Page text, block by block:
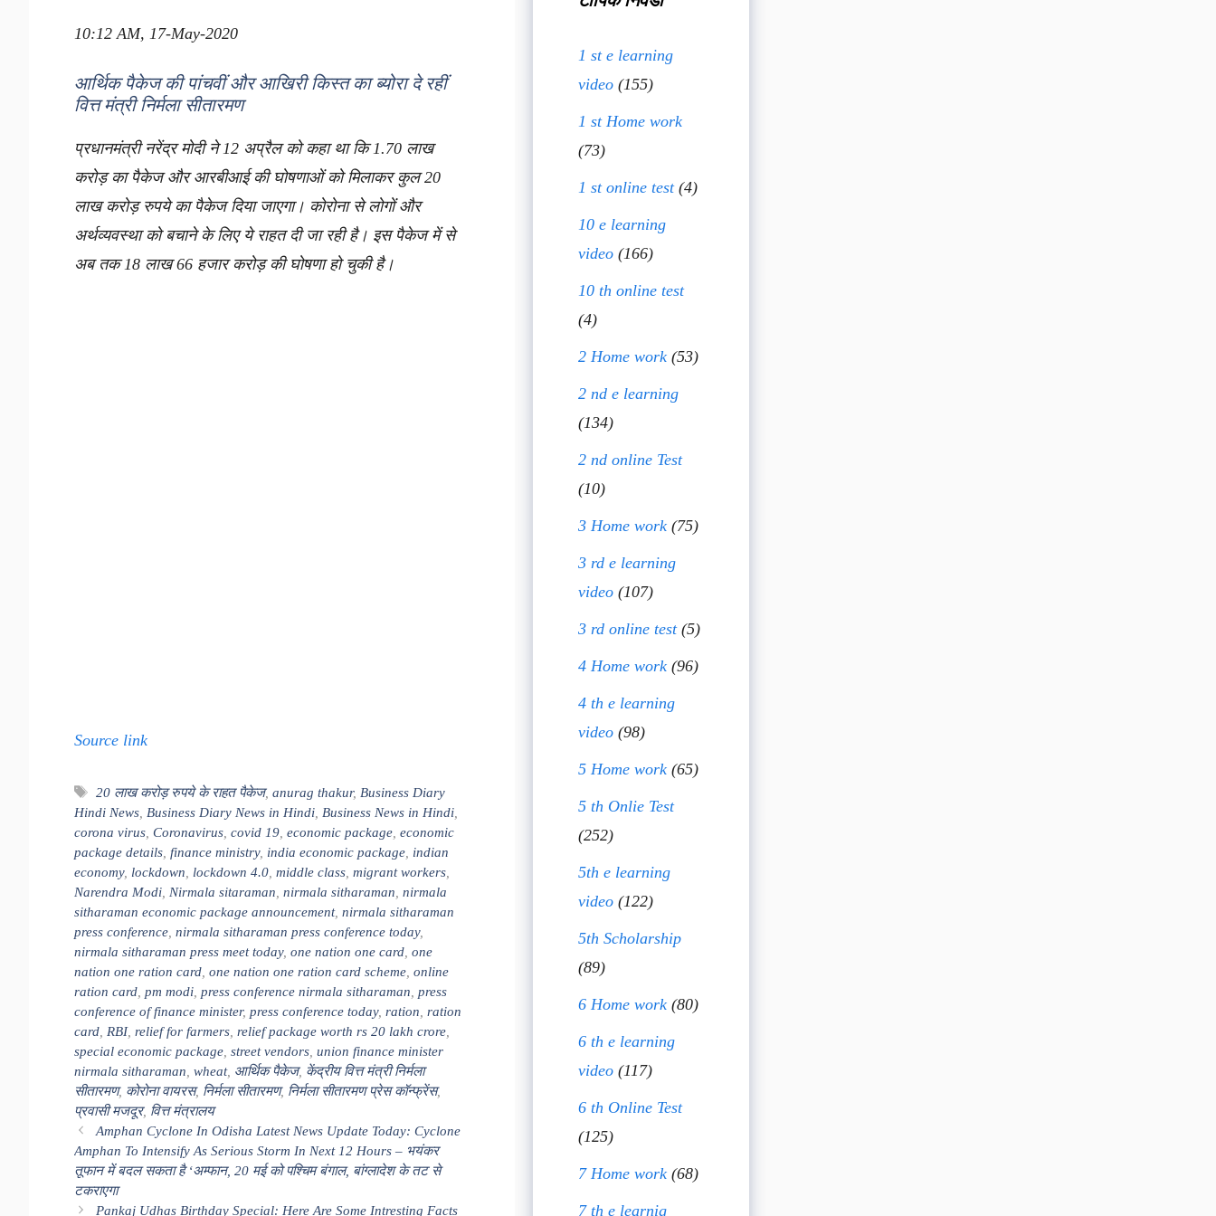
10:12 AM, 17-May-2020
आर्थिक पैकेज की पांचवीं और आखिरी किस्त का ब्योरा दे रहीं
वित्त मंत्री निर्मला सीतारमण
प्रधानमंत्री नरेंद्र मोदी ने 12 अप्रैल को कहा था कि 1.70 लाख
करोड़ का पैकेज और आरबीआई की घोषणाओं को मिलाकर कुल 20
लाख करोड़ रुपये का पैकेज दिया जाएगा। कोरोना से लोगों और
अर्थव्यवस्था को बचाने के लिए ये राहत दी जा रही है। इस पैकेज में से
अब तक 18 लाख 66 हजार करोड़ की घोषणा हो चुकी है।
Source link
Tags
20 लाख करोड़ रुपये के राहत पैकेज,anurag thakur, Business Diary
Hindi News Business Diary News in Hindi Business News in Hindi
corona virus Coronavirus covid 19 economic package economic
package details finance ministry, india economic package indian
economy, lockdown lockdown 4.0 middle class migrant workers
Narendra Modi Nirmala sitaraman nirmala sitharaman nirmala
sitharaman economic package announcement, nirmala sitharaman
press conference nirmala sitharaman press conference today,
nirmala sitharaman press meet today, one nation one card one
nation one ration card one nation one ration card scheme online
ration card pm modi press conference nirmala sitharaman press
conference of finance minister, press conference today, ration ration
card RBI, relief for farmers relief package worth rs 20 lakh crore
special economic package street vendors union finance minister
nirmala sitharaman wheat, आर्थिक पैकेज, केंद्रीय वित्त मंत्री निर्मला
सीतारमण, कोरोना वायरस, निर्मला सीतारमण, निर्मला सीतारमण प्रेस कॉन्फ्रेंस,
प्रवासी मजदूर, वित्त मंत्रालय
Amphan Cyclone In Odisha Latest News Update Today: Cyclone
Amphan To Intensify As Serious Storm In Next 12 Hours – भयंकर
तूफान में बदल सकता है ‘अम्फान, 20 मई को पश्चिम बंगाल, बांग्लादेश के तट से
टकराएगा
Pankaj Udhas Birthday Special: Here Are Some Intresting Facts
1 st e learning
video (155)
1 st Home work
(73)
1 st online test(4)
10 e learning
video (166)
10 th online test
(4)
2 Home work (53)
2 nd e learning
(134)
2 nd online Test
(10)
3 Home work (75)
3 rd e learning
video (107)
3 rd online test(5)
4 Home work (96)
4 th e learning
video (98)
5 Home work (65)
5 th Onlie Test
(252)
5th e learning
video (122)
5th Scholarship
(89)
6 Home work (80)
6 th e learning
video (117)
6 th Online Test
(125)
7 Home work (68)
7 th e learnig